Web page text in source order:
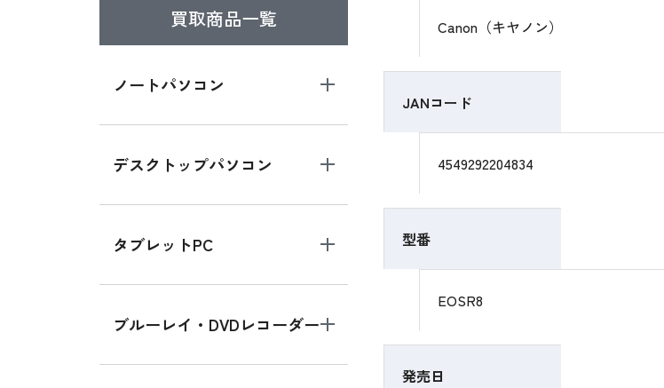
買取商品一覧
ノートパソコン
デスクトップパソコン
タブレットPC
ブルーレイ・DVDレコーダー
Canon（キヤノン）
JANコード
4549292204834
型番
EOSR8
発売日